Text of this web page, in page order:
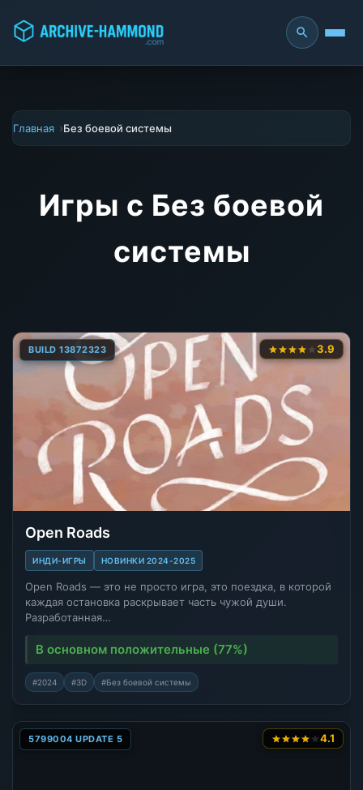
Главная Без боевой системы
Игры с Без боевой
системы
BUILD 13872323 3.9
Open Roads
ИНДИ-ИГРЫ НОВИНКИ 2024-2025
Open Roads — это не просто игра, это поездка, в которой
каждая остановка раскрывает часть чужой души.
Разработанная…
В основном положительные (77%)
#2024 #3D #Без боевой системы
5799004 UPDATE 5 4.1